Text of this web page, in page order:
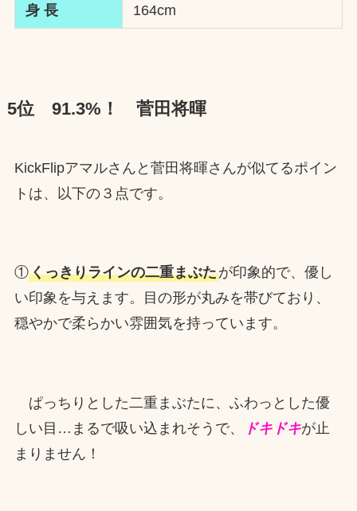
身 長 164cm
5位 91.3%！ 菅田将暉
KickFlipアマルさんと菅田将暉さんが似てるポイン
トは、以下の３点です。
①くっきりラインの二重まぶたが印象的で、優し
い印象を与えます。目の形が丸みを帯びており、
穏やかで柔らかい雰囲気を持っています。
ぱっちりとした二重まぶたに、ふわっとした優
しい目…まるで吸い込まれそうで、
ドキドキが止
まりません！